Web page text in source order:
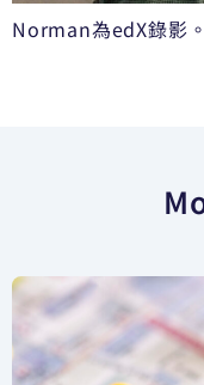
Norman為edX錄影。